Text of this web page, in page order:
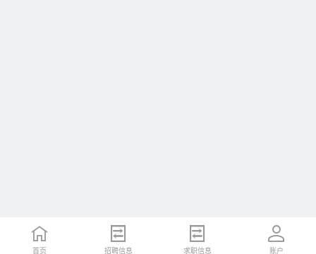
首页 招聘信息 求职信息 账户